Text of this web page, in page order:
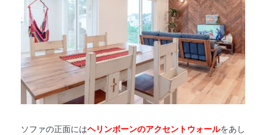
ソファの正面にはヘリンボーンのアクセントウォールをあし